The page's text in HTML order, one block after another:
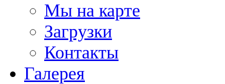
Мы на карте
Загрузки
Контакты
Галерея